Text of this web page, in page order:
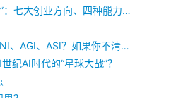
ChatGPT开启“阿拉丁时代”：七大创业方向、四种能力出让、三个商业变局、一个AI公式
你了解AI吗？什么是AI、ANI、AGI、ASI？如果你不清楚，就看这篇文章
纪AI时代的“星球大战”？